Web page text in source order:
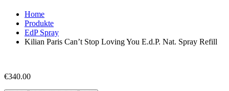
Home
Produkte
EdP Spray
Kilian Paris Can’t Stop Loving You E.d.P. Nat. Spray Refill
€340.00